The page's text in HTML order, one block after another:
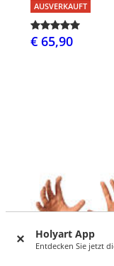
Holyart App
Entdecken Sie jetzt
AUSVERKAUFT
€ 65,90